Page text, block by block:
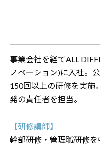
事業会社を経てALL
ノベーション)に入社。
150回以上の研修を実施
発の責任者を担当。
【研修講師】
幹部研修・管理職研修